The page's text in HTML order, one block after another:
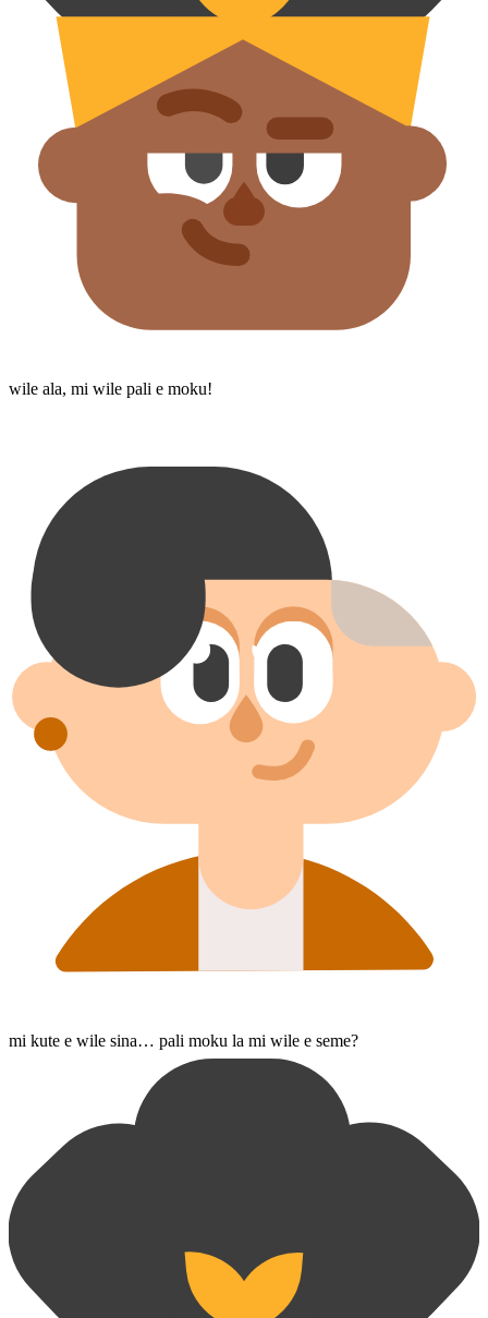
wile ala, mi wile pali e moku!
mi kute e wile sina… pali moku la mi wile e seme?